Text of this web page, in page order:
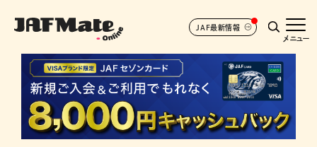
JAF最新情報
メニュー